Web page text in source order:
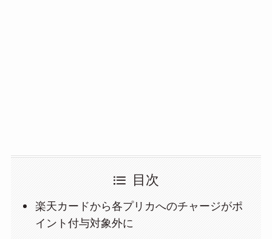
目次
楽天カードから各プリカへのチャージがポ
イント付与対象外に